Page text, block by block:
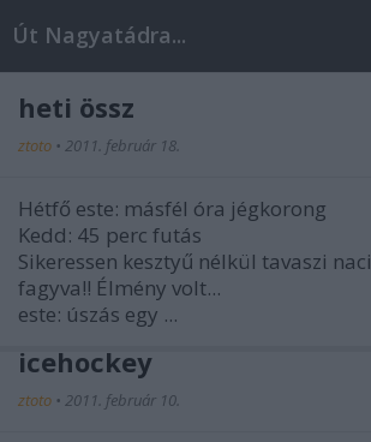
Út Nagyatádra...
heti össz
ztoto • 2011. február 18.
Hétfő este: másfél óra jégkorong
Kedd: 45 perc futás
Sikeressen kesztyű nélkül tavaszi
fagyva!! Élmény volt...
este: úszás egy ...
icehockey
ztoto • 2011. február 10.